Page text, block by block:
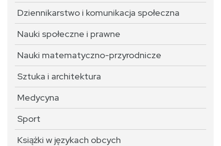
Dziennikarstwo i komunikacja społeczna
Nauki społeczne i prawne
Nauki matematyczno-przyrodnicze
Sztuka i architektura
Medycyna
Sport
Książki w językach obcych